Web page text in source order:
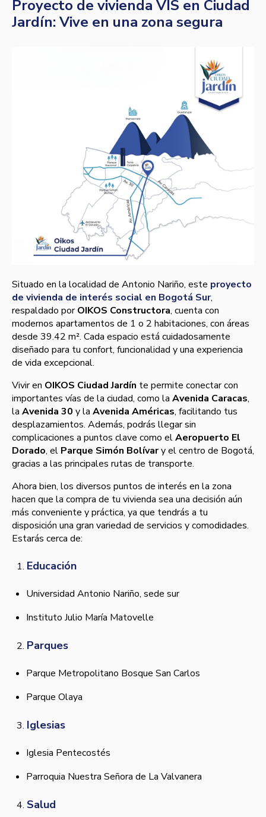
Proyecto de vivienda VIS en Ciudad
Jardín: Vive en una zona segura
Situado en la localidad de Antonio Nariño, este proyecto
de vivienda de interés social en Bogotá Sur,
respaldado porOIKOS Constructora, cuenta con
modernos apartamentos de 1 o 2 habitaciones, con áreas
desde 39.42 m². Cada espacio está cuidadosamente
diseñado para tu confort, funcionalidad y una experiencia
de vida excepcional.
Vivir en OIKOS Ciudad Jardín te permite conectar con
importantes vías de la ciudad, como la Avenida Caracas,
la Avenida 30 y la Avenida Américas, facilitando tus
desplazamientos. Además, podrás llegar sin
complicaciones a puntos clave como elAeropuerto El
Dorado, el Parque Simón Bolívary el centro de Bogotá,
gracias a las principales rutas de transporte.
Ahora bien, los diversos puntos de interés en la zona
hacen que la compra de tu vivienda sea una decisión aún
más conveniente y práctica, ya que tendrás a tu
disposición una gran variedad de servicios y comodidades.
Estarás cerca de:
Educación
Universidad Antonio Nariño, sede sur
Instituto Julio María Matovelle
Parques
Parque Metropolitano Bosque San Carlos
Parque Olaya
Iglesias
Iglesia Pentecostés
Parroquia Nuestra Señora de La Valvanera
Salud